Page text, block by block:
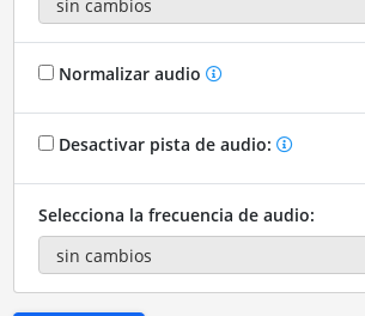
Normalizar audio
Desactivar pista de audio:
Selecciona la frecuencia de audio: